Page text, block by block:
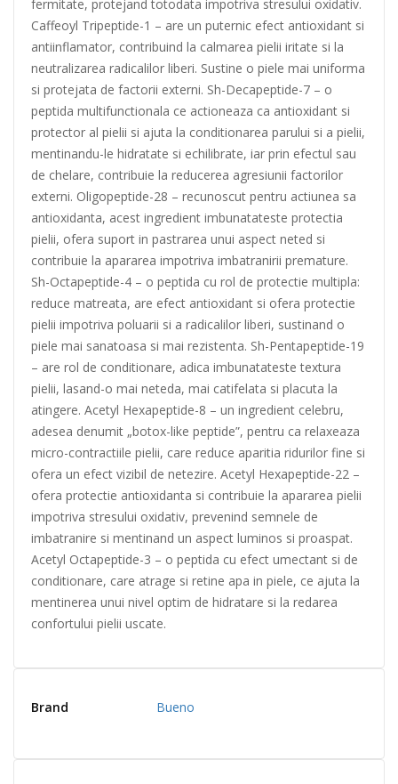
fermitate, protejand totodata impotriva stresului oxidativ.
Caffeoyl Tripeptide-1 – are un puternic efect antioxidant si
antiinflamator, contribuind la calmarea pielii iritate si la
neutralizarea radicalilor liberi. Sustine o piele mai uniforma
si protejata de factorii externi. Sh-Decapeptide-7 – o
peptida multifunctionala ce actioneaza ca antioxidant si
protector al pielii si ajuta la conditionarea parului si a pielii,
mentinandu-le hidratate si echilibrate, iar prin efectul sau
de chelare, contribuie la reducerea agresiunii factorilor
externi. Oligopeptide-28 – recunoscut pentru actiunea sa
antioxidanta, acest ingredient imbunatateste protectia
pielii, ofera suport in pastrarea unui aspect neted si
contribuie la apararea impotriva imbatranirii premature.
Sh-Octapeptide-4 – o peptida cu rol de protectie multipla:
reduce matreata, are efect antioxidant si ofera protectie
pielii impotriva poluarii si a radicalilor liberi, sustinand o
piele mai sanatoasa si mai rezistenta. Sh-Pentapeptide-19
– are rol de conditionare, adica imbunatateste textura
pielii, lasand-o mai neteda, mai catifelata si placuta la
atingere. Acetyl Hexapeptide-8 – un ingredient celebru,
adesea denumit „botox-like peptide”, pentru ca relaxeaza
micro-contractiile pielii, care reduce aparitia ridurilor fine si
ofera un efect vizibil de netezire. Acetyl Hexapeptide-22 –
ofera protectie antioxidanta si contribuie la apararea pielii
impotriva stresului oxidativ, prevenind semnele de
imbatranire si mentinand un aspect luminos si proaspat.
Acetyl Octapeptide-3 – o peptida cu efect umectant si de
conditionare, care atrage si retine apa in piele, ce ajuta la
mentinerea unui nivel optim de hidratare si la redarea
confortului pielii uscate.
Brand Bueno